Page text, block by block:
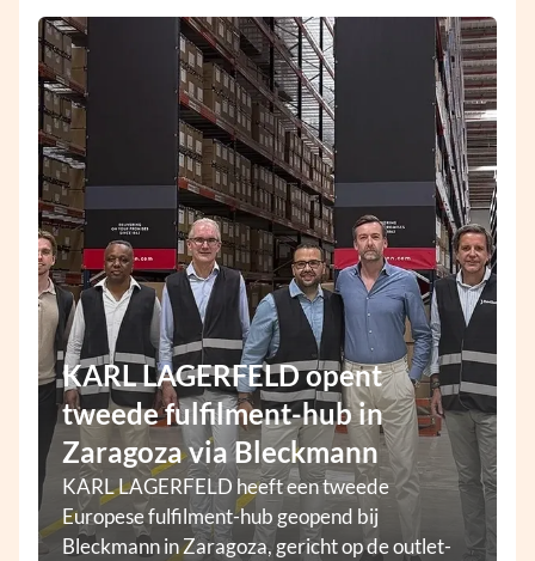
KARL LAGERFELD opent
tweede fulfilment-hub in
Zaragoza via Bleckmann
KARL LAGERFELD heeft een tweede
Europese fulfilment-hub geopend bij
Bleckmann in Zaragoza, gericht op de outlet-